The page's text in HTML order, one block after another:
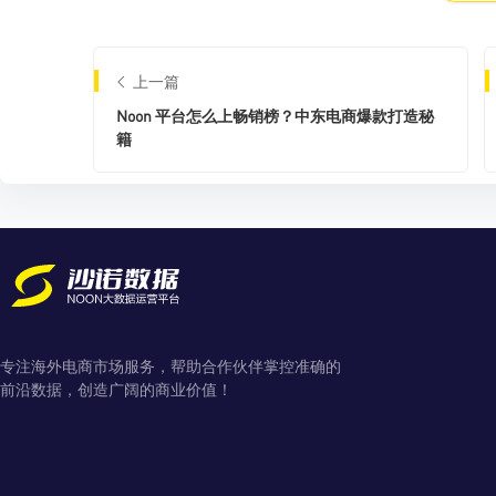
上一篇
Noon 平台怎么上畅销榜？中东电商爆款打造秘
籍
专注海外电商市场服务，帮助合作伙伴掌控准确的
前沿数据，创造广阔的商业价值！